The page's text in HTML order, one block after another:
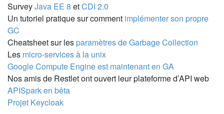
SurveyJava EE 8 etCDI 2.0
Un tutoriel pratique sur comment implémenter son propre
GC
Cheatsheet sur les paramètres de Garbage Collection
Les micro-services à la unix
Google Compute Engine est maintenant en GA
Nos amis de Restlet ont ouvert leur plateforme d’API web
APISpark en bêta
Projet Keycloak